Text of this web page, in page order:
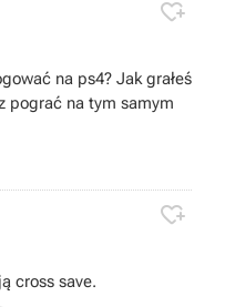

na ps4? Jak grałeś
pograć na tym samym

cross save.